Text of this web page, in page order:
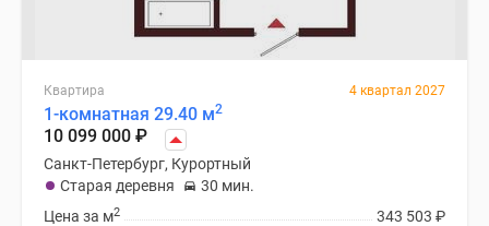
Квартира 4 квартал 2027
1-комнатная 29.40 м2
10 099 000 ₽
Санкт-Петербург, Курортный
Старая деревня
30 мин.
343 503 ₽
Цена за м2